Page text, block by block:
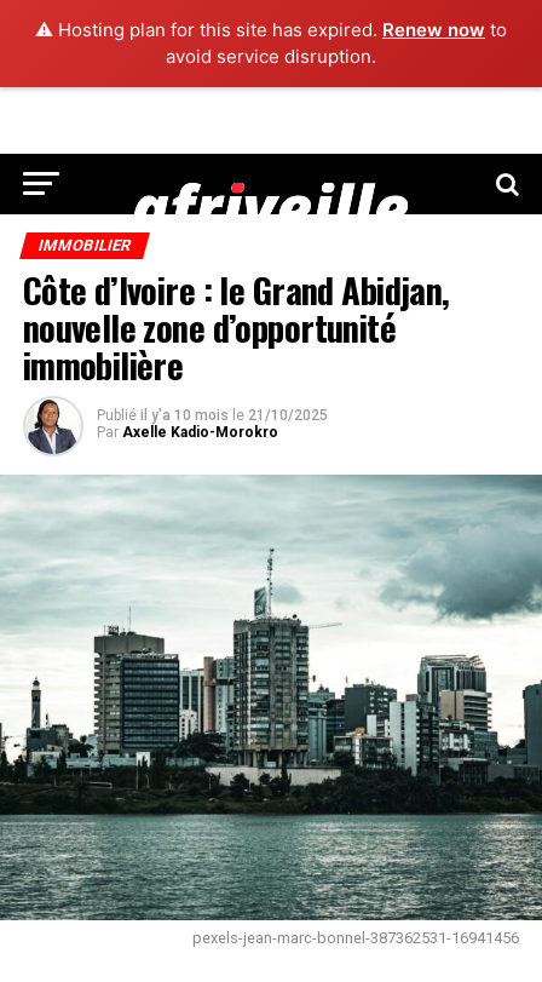
⚠️ Hosting plan for this site has expired. Renew now to
avoid service disruption.
IMMOBILIER
Côte d’Ivoire : le Grand Abidjan,
nouvelle zone d’opportunité
immobilière
Publié il y'a 10 mois le 21/10/2025
Par Axelle Kadio-Morokro
pexels-jean-marc-bonnel-387362531-16941456